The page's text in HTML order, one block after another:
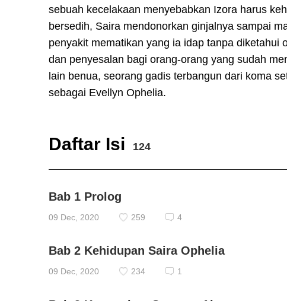
sebuah kecelakaan menyebabkan Izora harus
bersedih, Saira mendonorkan ginjalnya sampai
penyakit mematikan yang ia idap tanpa diketahui
dan penyesalan bagi orang-orang yang sudah
lain benua, seorang gadis terbangun dari koma
sebagai Evellyn Ophelia.
Daftar Isi 124
Bab 1 Prolog
09 Dec, 2020 259 4
Bab 2 Kehidupan Saira Ophelia
09 Dec, 2020 234 1